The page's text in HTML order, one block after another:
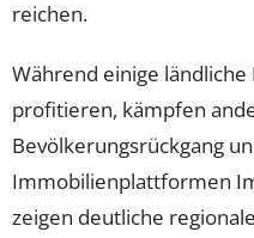
reichen.
Während einige
profitieren, kämpfen
Bevölkerungsrückgang
Immobilienplattformen
zeigen deutliche